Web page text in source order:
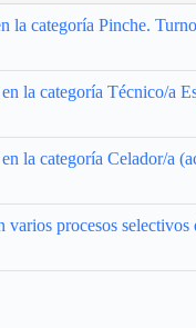
la categoría Pinche.
la categoría Técnico/a
la categoría Celador/a
varios procesos selectivos